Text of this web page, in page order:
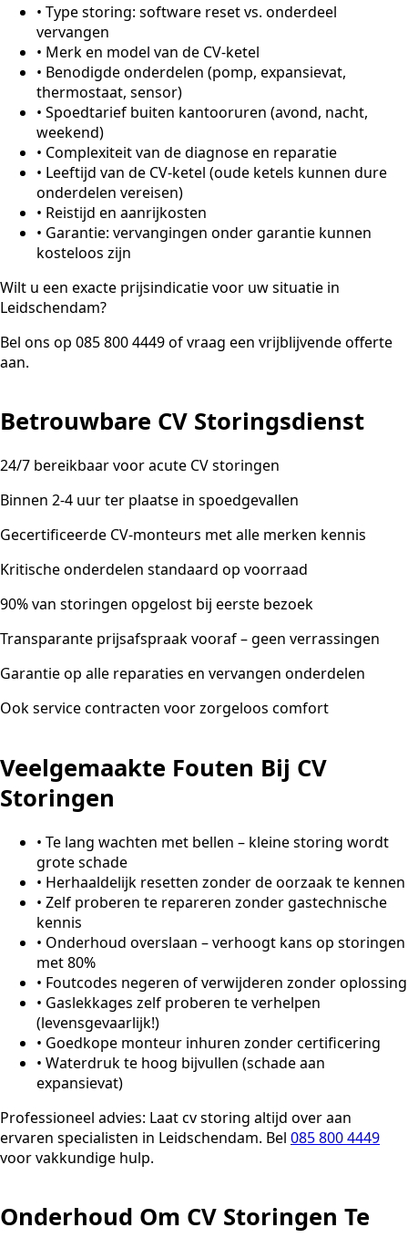
• Type storing: software reset vs. onderdeel
vervangen
• Merk en model van de CV-ketel
• Benodigde onderdelen (pomp, expansievat,
thermostaat, sensor)
• Spoedtarief buiten kantooruren (avond, nacht,
weekend)
• Complexiteit van de diagnose en reparatie
• Leeftijd van de CV-ketel (oude ketels kunnen dure
onderdelen vereisen)
• Reistijd en aanrijkosten
• Garantie: vervangingen onder garantie kunnen
kosteloos zijn
Wilt u een exacte prijsindicatie voor uw situatie in
Leidschendam?
Bel ons op 085 800 4449 of vraag een vrijblijvende offerte
aan.
Betrouwbare CV Storingsdienst
24/7 bereikbaar voor acute CV storingen
Binnen 2-4 uur ter plaatse in spoedgevallen
Gecertificeerde CV-monteurs met alle merken kennis
Kritische onderdelen standaard op voorraad
90% van storingen opgelost bij eerste bezoek
Transparante prijsafspraak vooraf – geen verrassingen
Garantie op alle reparaties en vervangen onderdelen
Ook service contracten voor zorgeloos comfort
Veelgemaakte Fouten Bij CV
Storingen
• Te lang wachten met bellen – kleine storing wordt
grote schade
• Herhaaldelijk resetten zonder de oorzaak te kennen
• Zelf proberen te repareren zonder gastechnische
kennis
• Onderhoud overslaan – verhoogt kans op storingen
met 80%
• Foutcodes negeren of verwijderen zonder oplossing
• Gaslekkages zelf proberen te verhelpen
(levensgevaarlijk!)
• Goedkope monteur inhuren zonder certificering
• Waterdruk te hoog bijvullen (schade aan
expansievat)
Professioneel advies: Laat cv storing altijd over aan
ervaren specialisten in Leidschendam. Bel 085 800 4449
voor vakkundige hulp.
Onderhoud Om CV Storingen Te